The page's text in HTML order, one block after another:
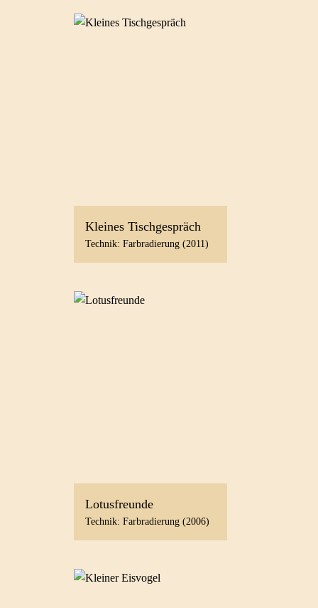
Kleines Tischgespräch
Technik: Farbradierung (2011)
Lotusfreunde
Technik: Farbradierung (2006)